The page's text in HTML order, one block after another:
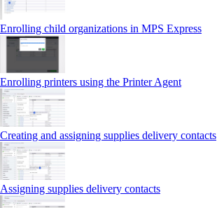
Enrolling child organizations in MPS Express
Enrolling printers using the Printer Agent
Creating and assigning supplies delivery contacts
Assigning supplies delivery contacts